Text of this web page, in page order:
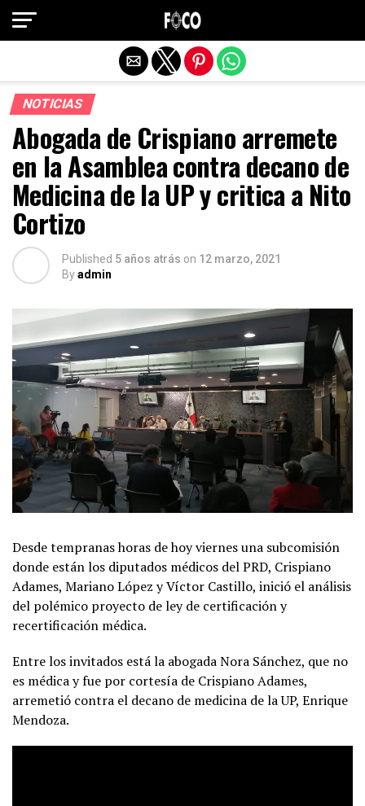
NOTICIAS
Abogada de Crispiano arremete
en la Asamblea contra decano de
Medicina de la UP y critica a Nito
Cortizo
Published 5 años atrás on 12 marzo, 2021
Byadmin
Desde tempranas horas de hoy viernes una subcomisión
donde están los diputados médicos del PRD, Crispiano
Adames, Mariano López y Víctor Castillo, inició el análisis
del polémico proyecto de ley de certificación y
recertificación médica.
Entre los invitados está la abogada Nora Sánchez, que no
es médica y fue por cortesía de Crispiano Adames,
arremetió contra el decano de medicina de la UP, Enrique
Mendoza.
Salir de la versión móvil